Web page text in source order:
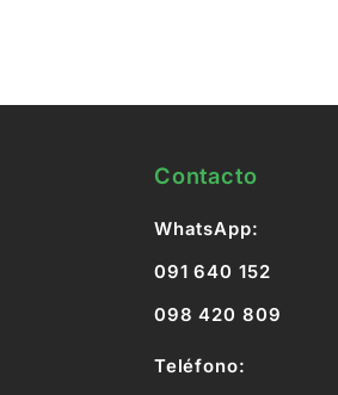
Contacto
WhatsApp:
091 640 152
098 420 809
Teléfono: